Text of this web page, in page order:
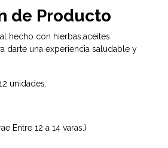
de Producto
hecho con hierbas,aceites
darte una experiencia saludable y
unidades.
Entre 12 a 14 varas.)